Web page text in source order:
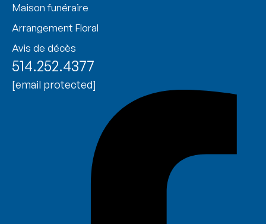
Maison funéraire
Arrangement Floral
Avis de décès
514.252.4377
[email protected]